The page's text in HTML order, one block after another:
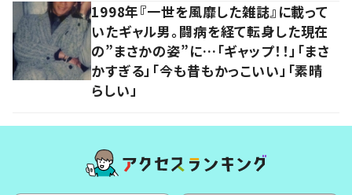
1998年『一世を風靡した雑誌』に載って
いたギャル男。闘病を経て転身した現在
の”まさかの姿”に…「ギャップ！！」「まさ
かすぎる」「今も昔もかっこいい」「素晴
らしい」